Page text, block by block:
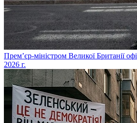
​Прем’єр-міністром Великої Британії
2026 г.